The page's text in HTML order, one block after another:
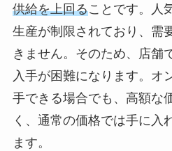
供給を上回ることです。人
生産が制限されており、需
きません。そのため、店舗
入手が困難になります。オ
手できる場合でも、高額な
く、通常の価格では手に入
ます。